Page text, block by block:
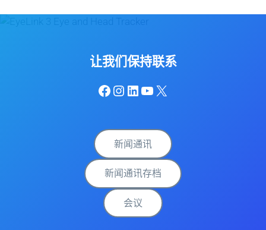
让我们保持联系
Facebook
Instagram
LinkedIn
YouTube
X
新闻通讯
新闻通讯存档
会议